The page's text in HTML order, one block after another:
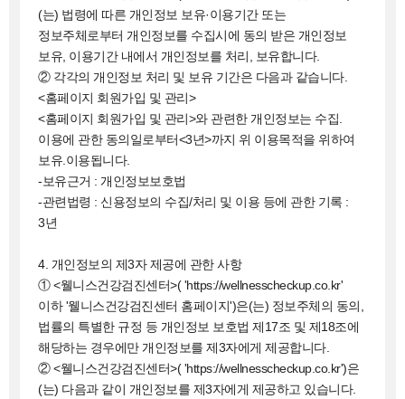
(는) 법령에 따른 개인정보 보유·이용기간 또는
정보주체로부터 개인정보를 수집시에 동의 받은 개인정보
보유, 이용기간 내에서 개인정보를 처리, 보유합니다.
② 각각의 개인정보 처리 및 보유 기간은 다음과 같습니다.
<홈페이지 회원가입 및 관리>
<홈페이지 회원가입 및 관리>와 관련한 개인정보는 수집.
이용에 관한 동의일로부터<3년>까지 위 이용목적을 위하여
보유.이용됩니다.
-보유근거 : 개인정보보호법
-관련법령 : 신용정보의 수집/처리 및 이용 등에 관한 기록 :
3년
4. 개인정보의 제3자 제공에 관한 사항
① <웰니스건강검진센터>( 'https://wellnesscheckup.co.kr'
이하 '웰니스건강검진센터 홈페이지')은(는) 정보주체의 동의,
법률의 특별한 규정 등 개인정보 보호법 제17조 및 제18조에
해당하는 경우에만 개인정보를 제3자에게 제공합니다.
② <웰니스건강검진센터>( 'https://wellnesscheckup.co.kr')은
(는) 다음과 같이 개인정보를 제3자에게 제공하고 있습니다.